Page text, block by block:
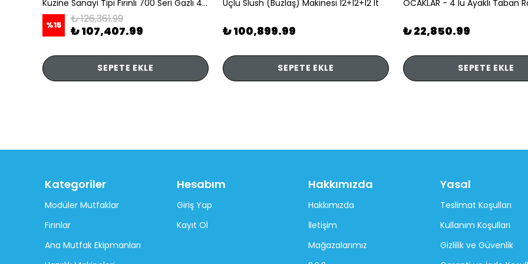
Kuzine Sanayi Tipi Fırınlı 700 Seri Gazlı 4 Açık Ateş 80x70x85 (Lp)-2X6Kw+2X7,5Kw+6Kw Elektrikli Fırın
%15 ₺ 126,361.99
₺ 107,407.99
SEPETE EKLE
Üçlü Slush (Buzlaş) Makinesi 12+12+12 lt
₺ 100,899.99
SEPETE EKLE
₺ 22,850.99
SEPETE EKLE
Kategoriler
Modüler Mutfaklar
Fırınlar
Ana Mutfak Ekipmanları
Hesabım
Giriş Yap
Kayıt Ol
Hakkımızda
Hakkımızda
İletişim
Mağazalarımız
Yasal
Teslimat Koşulları
Kullanım Koşulları
Gizlilik ve Güvenlik